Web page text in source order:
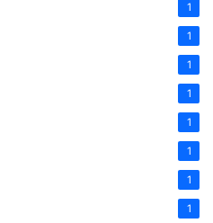
1
1
1
1
1
1
1
1